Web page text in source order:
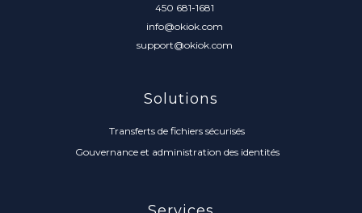
450 681-1681
info@okiok.com
support@okiok.com
Solutions
Transferts de fichiers sécurisés
Gouvernance et administration des identités